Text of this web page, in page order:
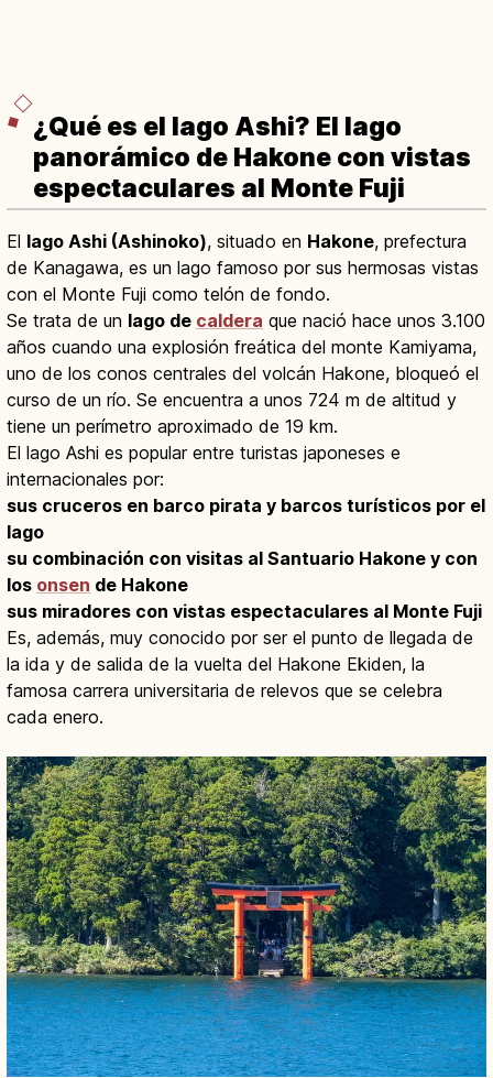
¿Qué es el lago Ashi? El lago
panorámico de Hakone con vistas
espectaculares al Monte Fuji
El lago Ashi (Ashinoko), situado en Hakone, prefectura
de Kanagawa, es un lago famoso por sus hermosas vistas
con el Monte Fuji como telón de fondo.
Se trata de un lago de caldera que nació hace unos 3.100
años cuando una explosión freática del monte Kamiyama,
uno de los conos centrales del volcán Hakone, bloqueó el
curso de un río. Se encuentra a unos 724 m de altitud y
tiene un perímetro aproximado de 19 km.
El lago Ashi es popular entre turistas japoneses e
internacionales por:
sus cruceros en barco pirata y barcos turísticos por el
lago
su combinación con visitas al Santuario Hakone y con
los onsen de Hakone
sus miradores con vistas espectaculares al Monte Fuji
Es, además, muy conocido por ser el punto de llegada de
la ida y de salida de la vuelta del Hakone Ekiden, la
famosa carrera universitaria de relevos que se celebra
cada enero.